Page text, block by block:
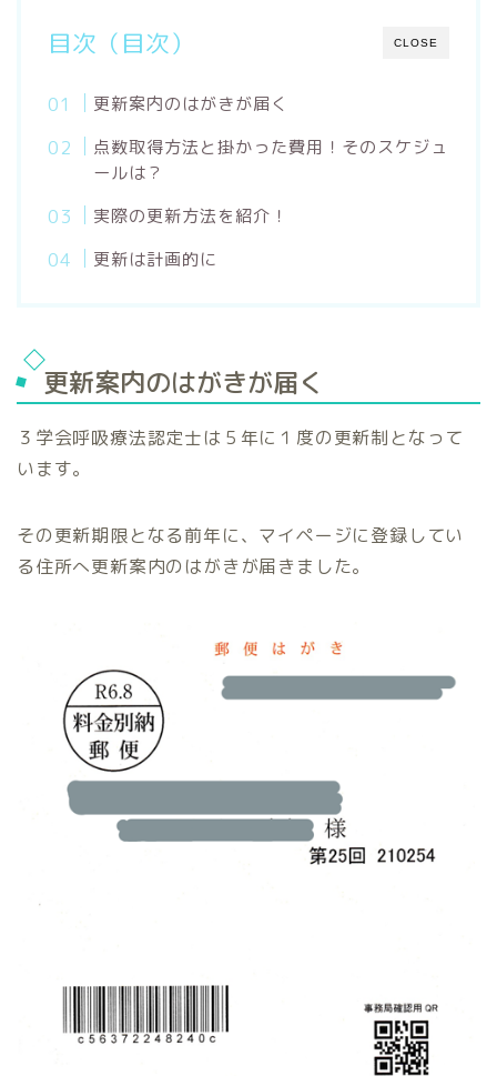
CLOSE
目次（目次）
更新案内のはがきが届く
点数取得方法と掛かった費用！そのスケジュ
ールは？
実際の更新方法を紹介！
更新は計画的に
更新案内のはがきが届く
３学会呼吸療法認定士は５年に１度の更新制となって
います。
その更新期限となる前年に、マイページに登録してい
る住所へ更新案内のはがきが届きました。